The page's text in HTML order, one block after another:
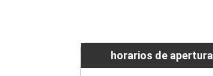
horarios de apertura